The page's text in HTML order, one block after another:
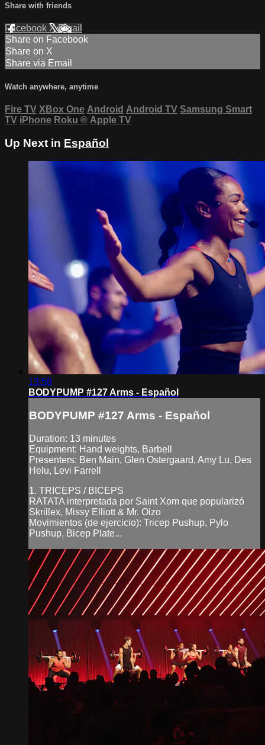
Share with friends
Facebook XEmail
Share on Facebook
Share on X
Share via Email
Watch anywhere, anytime
Fire TV XBox One Android Android TV Samsung Smart
TV iPhone Roku ® Apple TV
Up Next in Español
13:58
BODYPUMP #127 Arms - Español
BODYPUMP #127 Arms - Español
Duration: 13 minutes
Equipment: Hand weights, Barbell
Presenters: Ben Main, Glen Ostergaard, Amy Lu, Des
Helu, Levi Farrell
1. TRICEPS / BICEPS
RATATA interpretada por Saint Xom que popularizó
Skrillex, Missy Elliott & Mr. Oizo
Movimientos (de ejercicio): Tricep Pushup, Pylo
Pushup, Bicep Plate...